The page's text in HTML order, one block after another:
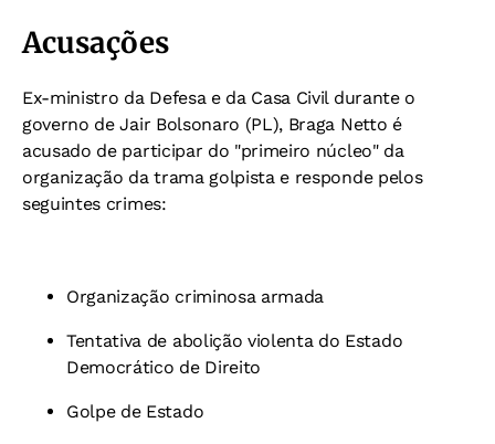
Acusações
Ex-ministro da Defesa e da Casa Civil durante o
governo de Jair Bolsonaro (PL), Braga Netto é
acusado de participar do "primeiro núcleo" da
organização da trama golpista e responde pelos
seguintes crimes:
Organização criminosa armada
Tentativa de abolição violenta do Estado
Democrático de Direito
Golpe de Estado